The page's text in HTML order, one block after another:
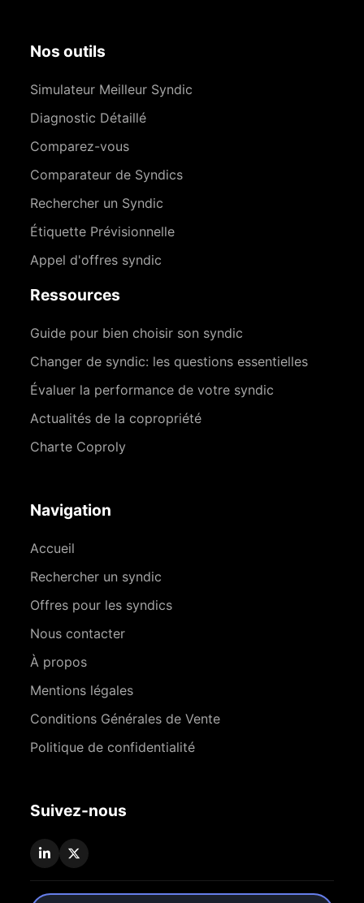
Nos outils
Simulateur Meilleur Syndic
Diagnostic Détaillé
Comparez-vous
Comparateur de Syndics
Rechercher un Syndic
Étiquette Prévisionnelle
Appel d'offres syndic
Ressources
Guide pour bien choisir son syndic
Changer de syndic: les questions essentielles
Évaluer la performance de votre syndic
Actualités de la copropriété
Charte Coproly
Navigation
Accueil
Rechercher un syndic
Offres pour les syndics
Nous contacter
À propos
Mentions légales
Conditions Générales de Vente
Politique de confidentialité
Suivez-nous